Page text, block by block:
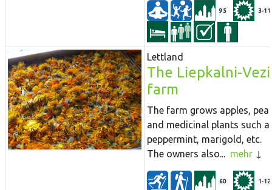
95 3-11
Lettland
The Liepkalni-Vezi
farm
The farm grows apples,
and medicinal plants such
peppermint, marigold, etc.
The owners also... mehr
60 1-12